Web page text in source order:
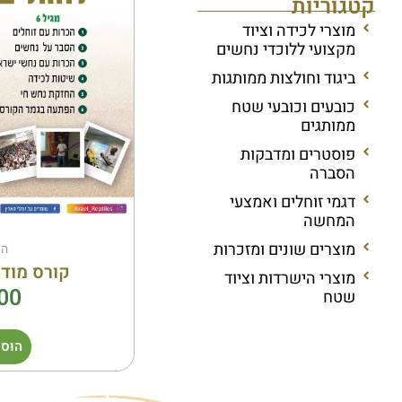
מוצרי לכידה וציוד
מקצועי ללוכדי נחשים
ביגוד וחולצות ממותגות
כובעים וכובעי שטח
ממותגים
פוסטרים ומדבקות
הסברה
דגמי זוחלים ואמצעי
המחשה
מוצרים שונים ומזכרות
מוצרי הישרדות וציוד
שטח
קורס